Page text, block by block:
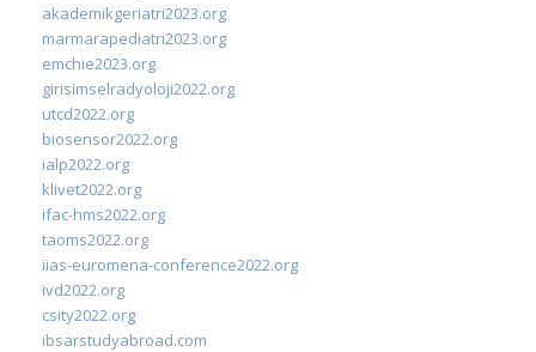
akademikgeriatri2023.org
marmarapediatri2023.org
emchie2023.org
girisimselradyoloji2022.org
utcd2022.org
biosensor2022.org
ialp2022.org
klivet2022.org
ifac-hms2022.org
taoms2022.org
iias-euromena-conference2022.org
ivd2022.org
csity2022.org
ibsarstudyabroad.com